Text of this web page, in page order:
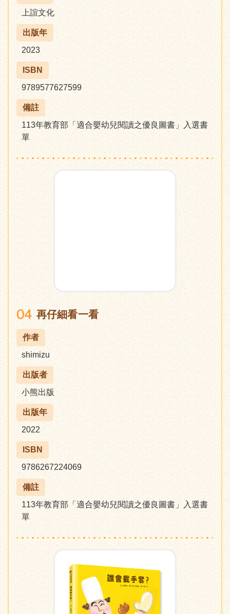
上誼文化
出版年
2023
ISBN
9789577627599
備註
113年教育部「適合嬰幼兒閱讀之優良圖書」入選書
單
04 再仔細看一看
作者
shimizu
出版者
小熊出版
出版年
2022
ISBN
9786267224069
備註
113年教育部「適合嬰幼兒閱讀之優良圖書」入選書
單